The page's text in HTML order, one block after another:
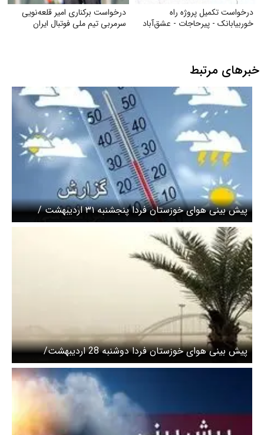
درخواست تکمیل پروژه راه
خوربیابانک - پیرحاجات - عشق‌آباد
درخواست برکناری امیر قلعه‌نویی
سرمربی تیم ملی فوتبال ایران
خبرهای مرتبط
پیش بینی هوای خوزستان فردا پنجشنبه ۳۱ اردیبهشت /
افزایش ۴ تا ۷ درجه‌ای دما در استان
پیش بینی هوای خوزستان فردا دوشنبه 28 اردیبهشت/
گردوخاک عراقی در استان تا امشب